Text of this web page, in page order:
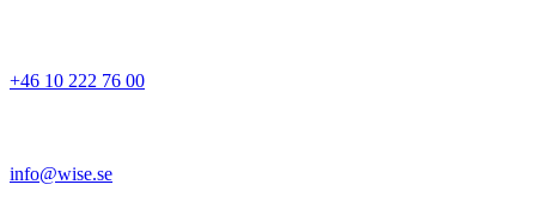
+46 10 222 76 00
info@wise.se